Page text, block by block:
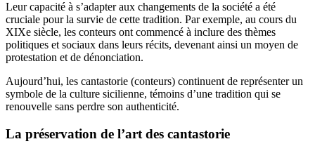
Leur capacité à s’adapter aux changements de la société a été
cruciale pour la survie de cette tradition. Par exemple, au cours du
XIXe siècle, les conteurs ont commencé à inclure des thèmes
politiques et sociaux dans leurs récits, devenant ainsi un moyen de
protestation et de dénonciation.
Aujourd’hui, les cantastorie (conteurs) continuent de représenter un
symbole de la culture sicilienne, témoins d’une tradition qui se
renouvelle sans perdre son authenticité.
La préservation de l’art des cantastorie